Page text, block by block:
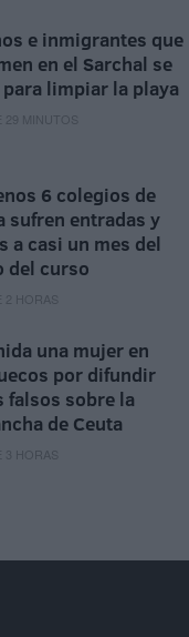
e inmigrantes que
en el Sarchal se
para limpiar la playa
29 MINUTOS
6 colegios de
sufren entradas y
a casi un mes del
del curso
HORAS
una mujer en
por difundir
falsos sobre la
de Ceuta
HORAS